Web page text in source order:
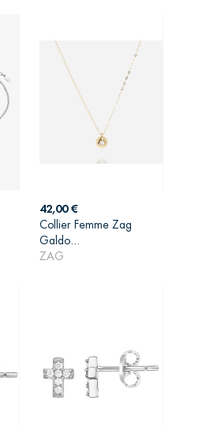
Prix
42,00 €
Collier Femme Zag
Galdo...
ZAG
AJOUTER AU